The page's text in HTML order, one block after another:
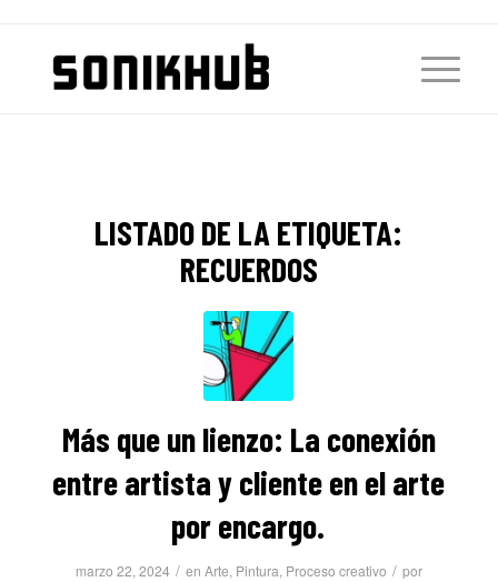
LISTADO DE LA ETIQUETA:
RECUERDOS
Más que un lienzo: La conexión
entre artista y cliente en el arte
por encargo.
marzo 22, 2024 / en Arte, Pintura, Proceso creativo / por